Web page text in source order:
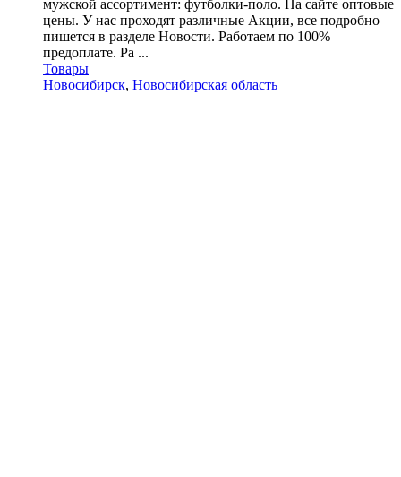
мужской ассортимент: футболки-поло. На сайте оптовые
цены. У нас проходят различные Акции, все подробно
пишется в разделе Новости. Работаем по 100%
предоплате. Ра ...
Товары
Новосибирск, Новосибирская область